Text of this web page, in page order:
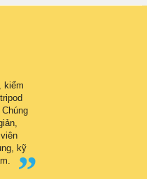
kiểm
kỹ